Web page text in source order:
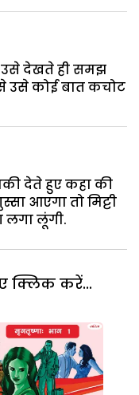
उसे देखते ही समझ
उसे कोई बात कचोट
देते हुए कहा की
आएगा तो मिट्टी
लूंगी.
क्लिक करें...